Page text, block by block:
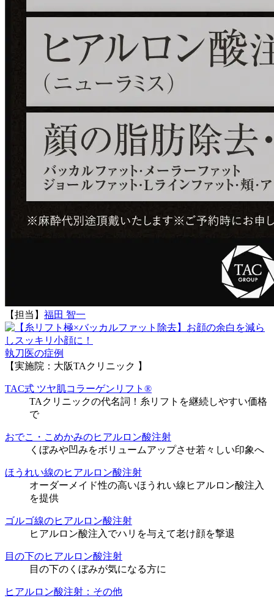
【担当】 福田 智一
執刀医の症例
【実施院：大阪TAクリニック 】
TAC式 ツヤ肌コラーゲンリフト®
TAクリニックの代名詞！糸リフトを継続しやすい価格
で
おでこ・こめかみのヒアルロン酸注射
くぼみや凹みをボリュームアップさせ若々しい印象へ
ほうれい線のヒアルロン酸注射
オーダーメイド性の高いほうれい線ヒアルロン酸注入
を提供
ゴルゴ線のヒアルロン酸注射
ヒアルロン酸注入でハリを与えて老け顔を撃退
目の下のヒアルロン酸注射
目の下のくぼみが気になる方に
ヒアルロン酸注射：その他